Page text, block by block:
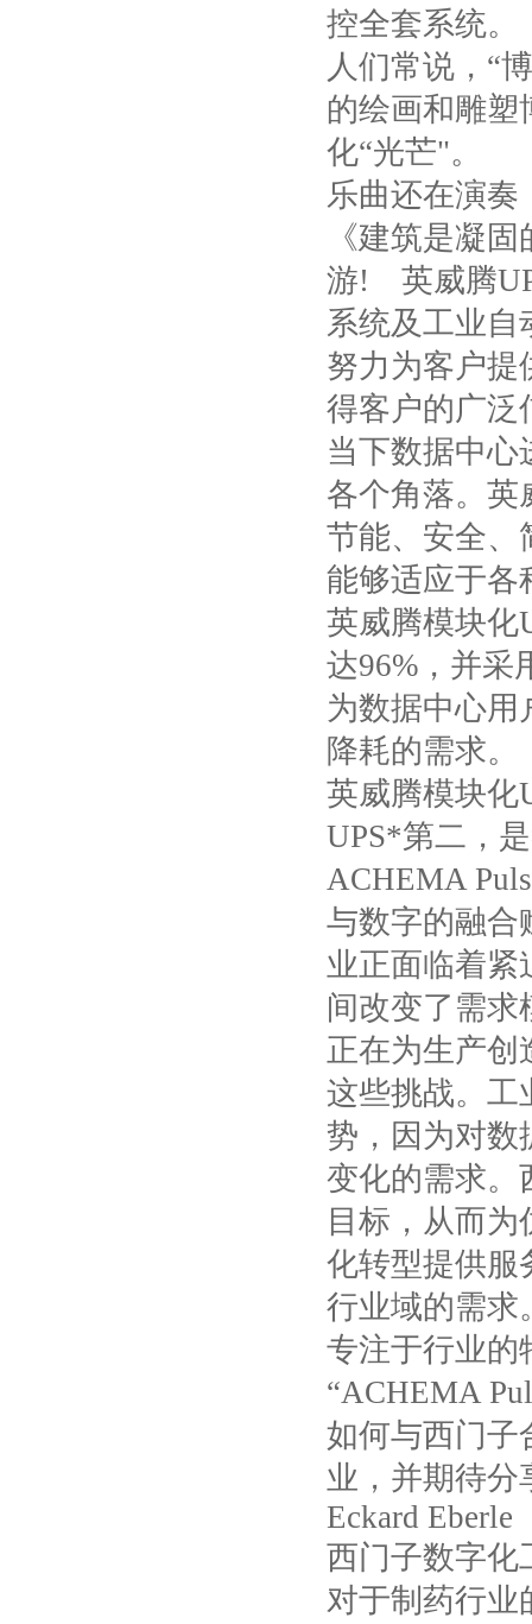
控全套系统。
人们常说，“
的绘画和雕
化“光芒"。
乐曲还在演奏
《建筑是凝
游! 英威腾
系统及工业自
努力为客户提
得客户的广泛
当下数据中心
各个角落。英
节能、安全、
能够适应于各
英威腾模块化
达96% ，并
为数据中心用
降耗的需求。
英威腾模块化
UPS*第二，
ACHEMA
与数字的融合
业正面临着紧
间改变了需求
正在为生产创
这些挑战。工
势，因为对数
变化的需求。
目标，从而
化转型提供服
行业域的需求
专注于行业的
“ACHEMA
如何与西门子
业，并期待分
Eckard Eberle
西门子数字化
对于制药行业